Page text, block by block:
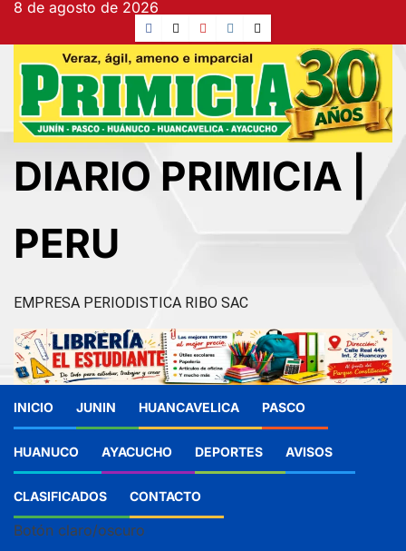
contenido
8 de agosto de 2026
Facebook
TikTokYouTube
Instagram
X
DIARIO PRIMICIA |
PERU
EMPRESA PERIODISTICA RIBO SAC
INICIO JUNIN HUANCAVELICA PASCO
HUANUCO AYACUCHO DEPORTES AVISOS
CLASIFICADOS CONTACTO
Botón claro/oscuro